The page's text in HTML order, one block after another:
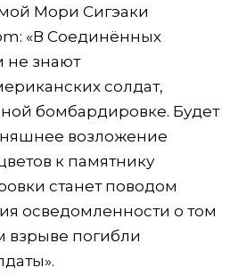
Мори Сигэаки
«В Соединённых
не знают
солдат,
бомбардировке. Будет
возложение
к памятнику
станет поводом
осведомленности о том
взрыве погибли